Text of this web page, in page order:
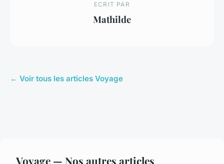
ECRIT PAR
Mathilde
← Voir tous les articles Voyage
Voyage — Nos autres articles